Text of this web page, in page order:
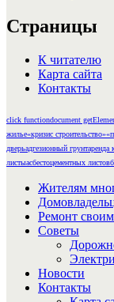
Страницы
К читателю
Карта сайта
Контакты
click functiondocument
жилье«кризис строительство»
дверьадгезионный грунтаренда
листыасбестоцементных листов
Жителям
Ремонт
Советы
Новости
Контакты